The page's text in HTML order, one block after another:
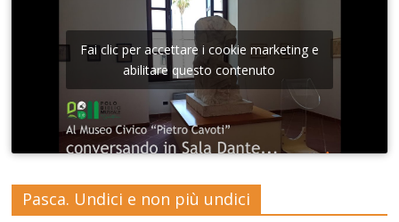
Fai clic per accettare i cookie marketing e
abilitare questo contenuto
Pasca. Undici e non più undici